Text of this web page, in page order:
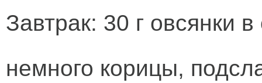
Завтрак: 30 г овсянки
немного корицы,